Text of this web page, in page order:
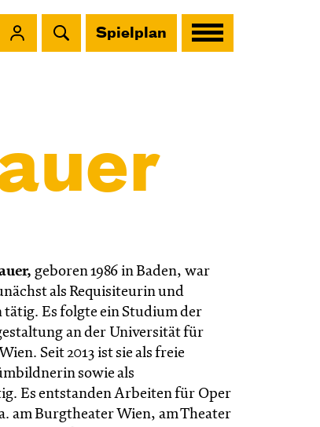
Spielplan
geboren 1986 in Baden, war
als Requisiteurin und
Es folgte ein Studium der
an der Universität für
Seit 2013 ist sie als freie
sowie als
Es entstanden Arbeiten für Oper
am Burgtheater Wien, am Theater